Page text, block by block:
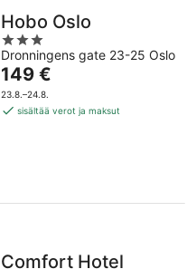
Hobo Oslo
3
out
of
5
Dronningens gate 23-25 Oslo
Hinta
on
149 €
149 €
23.8.–24.8.
sisältää verot ja maksut
Comfort Hotel